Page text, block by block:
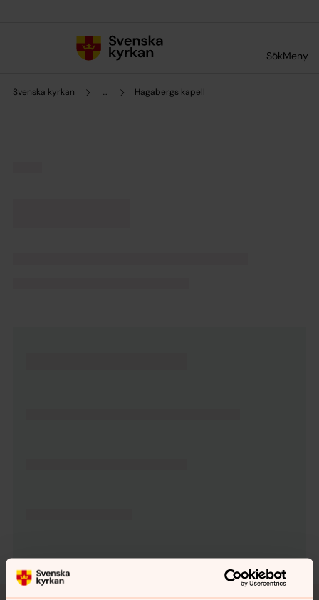
SökMeny
Svenska kyrkan ... Hagabergs kapell
Tillbaka till toppen
Tillbaka till innehållet